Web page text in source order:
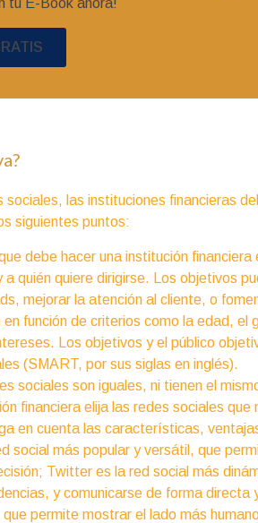
tu E-Book ahora!
las instituciones financieras
siguientes puntos:
debe hacer una institución
quién quiere dirigirse. Los objetivos
mejorar la atención al cliente, o
función de criterios como la edad, el
Los objetivos y el público
(SMART, por sus siglas en inglés).
sociales son iguales, ni tienen el
financiera elija las redes sociales que
en cuenta las características,
social más popular y versátil, que
Twitter es la red social más
y comunicarse de forma directa
permite mostrar el lado más